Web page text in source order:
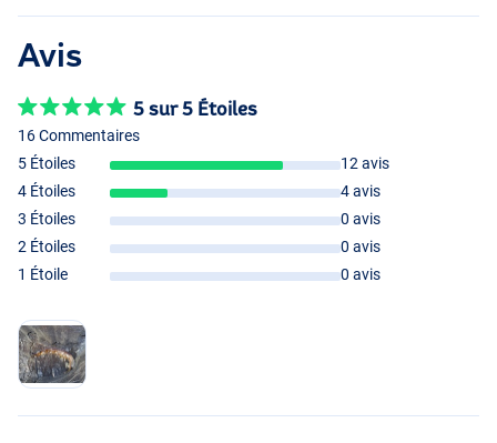
Avis
5 sur 5 Étoiles
16 Commentaires
5 Étoiles
12 avis
4 Étoiles
4 avis
3 Étoiles
0 avis
2 Étoiles
0 avis
1 Étoile
0 avis